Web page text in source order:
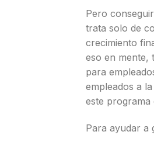
Pero
trata solo de
crecimiento
eso en mente,
para
empleados a
este
Para ayudar a